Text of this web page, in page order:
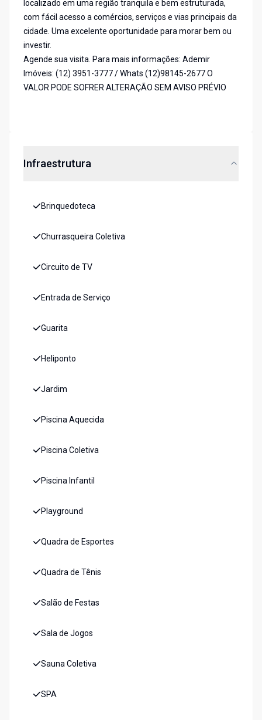
localizado em uma região tranquila e bem estruturada,
com fácil acesso a comércios, serviços e vias principais da
cidade. Uma excelente oportunidade para morar bem ou
investir.
Agende sua visita. Para mais informações: Ademir
Imóveis: (12) 3951-3777 / Whats (12)98145-2677 O
VALOR PODE SOFRER ALTERAÇÃO SEM AVISO PRÉVIO
Infraestrutura
Brinquedoteca
Churrasqueira Coletiva
Circuito de TV
Entrada de Serviço
Guarita
Heliponto
Jardim
Piscina Aquecida
Piscina Coletiva
Piscina Infantil
Playground
Quadra de Esportes
Quadra de Tênis
Salão de Festas
Sala de Jogos
Sauna Coletiva
SPA